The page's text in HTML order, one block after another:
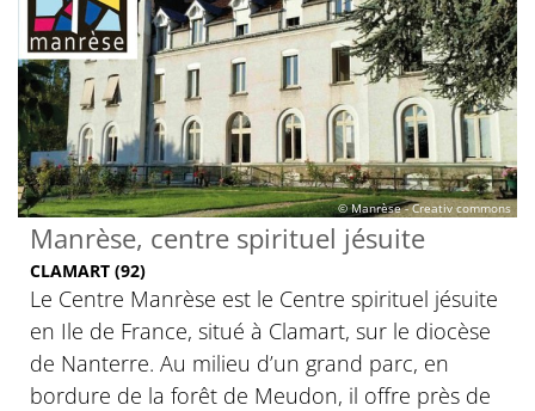
© Manrèse - Creativ commons
Manrèse, centre spirituel jésuite
CLAMART (92)
Le Centre Manrèse est le Centre spirituel jésuite
en Ile de France, situé à Clamart, sur le diocèse
de Nanterre. Au milieu d’un grand parc, en
bordure de la forêt de Meudon, il offre près de